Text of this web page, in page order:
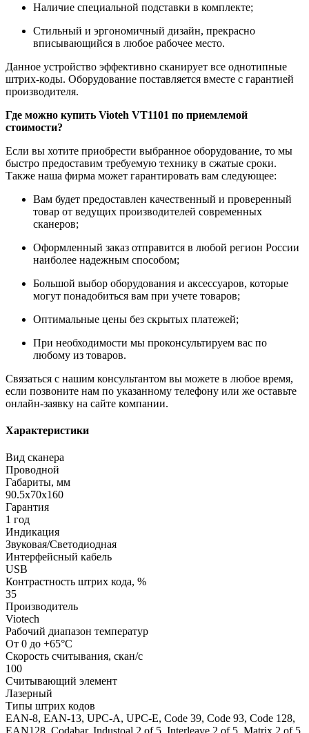
Наличие специальной подставки в комплекте;
Стильный и эргономичный дизайн, прекрасно
вписывающийся в любое рабочее место.
Данное устройство эффективно сканирует все однотипные
штрих-коды. Оборудование поставляется вместе с гарантией
производителя.
Где можно купить Vioteh VT1101 по приемлемой
стоимости?
Если вы хотите приобрести выбранное оборудование, то мы
быстро предоставим требуемую технику в сжатые сроки.
Также наша фирма может гарантировать вам следующее:
Вам будет предоставлен качественный и проверенный
товар от ведущих производителей современных
сканеров;
Оформленный заказ отправится в любой регион России
наиболее надежным способом;
Большой выбор оборудования и аксессуаров, которые
могут понадобиться вам при учете товаров;
Оптимальные цены без скрытых платежей;
При необходимости мы проконсультируем вас по
любому из товаров.
Связаться с нашим консультантом вы можете в любое время,
если позвоните нам по указанному телефону или же оставьте
онлайн-заявку на сайте компании.
Характеристики
Вид сканера
Проводной
Габариты, мм
90.5х70х160
Гарантия
1 год
Индикация
Звуковая/Светодиодная
Интерфейсный кабель
USB
Контрастность штрих кода, %
35
Производитель
Viotech
Рабочий диапазон температур
От 0 до +65°С
Скорость считывания, скан/с
100
Считывающий элемент
Лазерный
Типы штрих кодов
EAN-8, EAN-13, UPC-A, UPC-E, Code 39, Code 93, Code 128,